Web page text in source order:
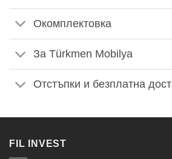
Окомплектовка
За Türkmen Mobilya
Отстъпки и безплатна
FIL INVEST